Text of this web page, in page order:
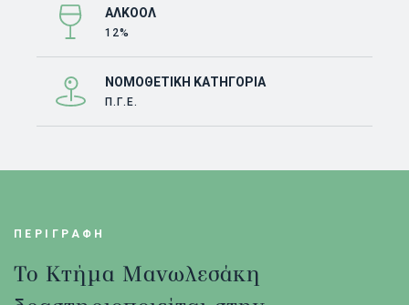
ΑΛΚΟΌΛ
12%
ΝΟΜΟΘΕΤΙΚΉ ΚΑΤΗΓΟΡΊΑ
Π.Γ.Ε.
ΠΕΡΙΓΡΑΦΗ
Το Κτήμα Μανωλεσάκη